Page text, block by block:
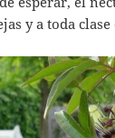
y a toda